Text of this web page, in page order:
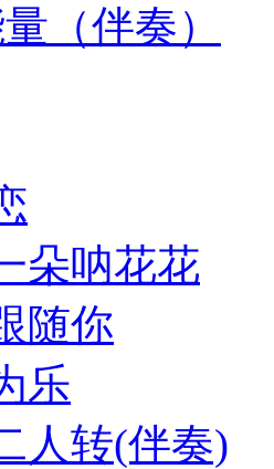
（伴奏）
朵呐花花
随你
乐
人转(伴奏)